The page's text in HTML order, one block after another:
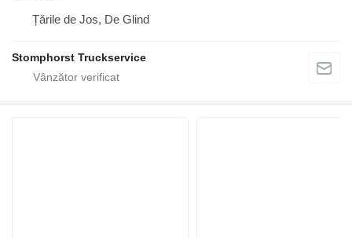
Țările de Jos, De Glind
Stomphorst Truckservice